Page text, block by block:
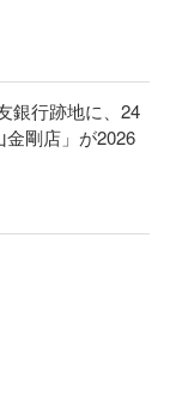
銀行跡地に、24
金剛店」が2026